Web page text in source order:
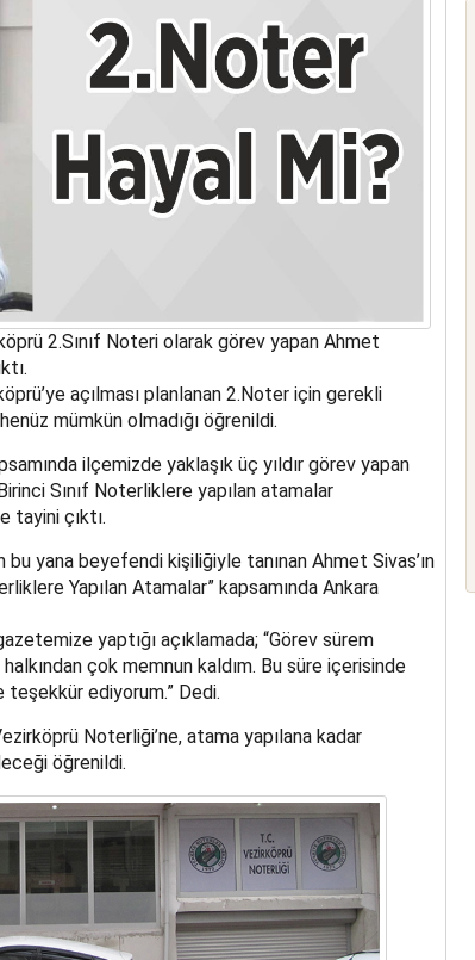
2.Sınıf Noteri olarak görev yapan Ahmet
açılması planlanan 2.Noter için gerekli
mümkün olmadığı öğrenildi.
ilçemizde yaklaşık üç yıldır görev yapan
Sınıf Noterliklere yapılan atamalar
tayini çıktı.
bu yana beyefendi kişiliğiyle tanınan Ahmet Sivas’ın
Yapılan Atamalar” kapsamında Ankara
yaptığı açıklamada; “Görev sürem
çok memnun kaldım. Bu süre içerisinde
ediyorum.” Dedi.
Noterliği’ne, atama yapılana kadar
öğrenildi.